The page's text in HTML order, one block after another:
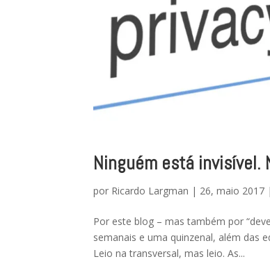
Ninguém está invisível.
por Ricardo Largman | 26, maio 2017 |
Por este blog – mas também por
semanais e uma quinzenal, além das
Leio na transversal, mas leio. As...